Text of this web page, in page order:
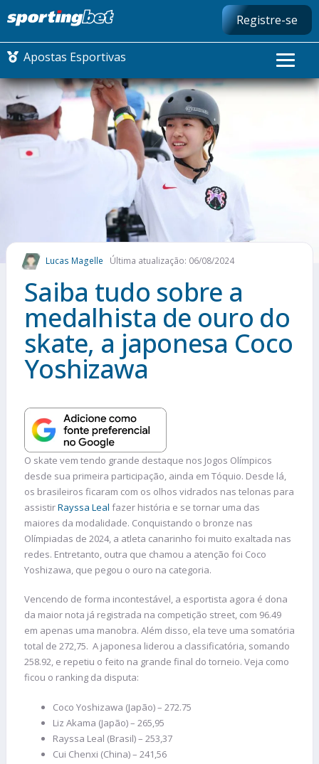
Registre-se
Apostas Esportivas
CONMEBOL LIBERTADORES
FUTEBOL NACIONAL
FUTEBOL INTERNACIONAL
COMO APOSTAR
MAIS ESPORTES
Lucas Magelle Última atualização: 06/08/2024
Saiba tudo sobre a
medalhista de ouro do
skate, a japonesa Coco
Yoshizawa
O skate vem tendo grande destaque nos Jogos Olímpicos
desde sua primeira participação, ainda em Tóquio. Desde lá,
os brasileiros ficaram com os olhos vidrados nas telonas para
assistirRayssa Leal fazer história e se tornar uma das
maiores da modalidade. Conquistando o bronze nas
Olímpiadas de 2024, a atleta canarinho foi muito exaltada nas
redes. Entretanto, outra que chamou a atenção foi Coco
Yoshizawa, que pegou o ouro na categoria.
Vencendo de forma incontestável, a esportista agora é dona
da maior nota já registrada na competição street, com 96.49
em apenas uma manobra. Além disso, ela teve uma somatória
total de 272,75. A japonesa liderou a classificatória, somando
258.92, e repetiu o feito na grande final do torneio. Veja como
ficou o ranking da disputa:
Coco Yoshizawa (Japão) – 272.75
Liz Akama (Japão) – 265,95
Rayssa Leal (Brasil) – 253,37
Cui Chenxi (China) – 241,56